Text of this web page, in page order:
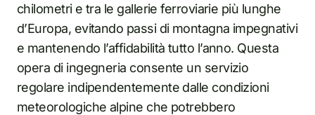
chilometri e tra le gallerie ferroviarie più lunghe
d’Europa, evitando passi di montagna impegnativi
e mantenendo l’affidabilità tutto l’anno. Questa
opera di ingegneria consente un servizio
regolare indipendentemente dalle condizioni
meteorologiche alpine che potrebbero